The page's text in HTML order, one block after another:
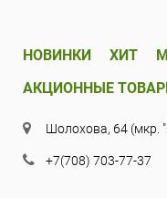
НОВИНКИ ХИТ
АКЦИОННЫЕ
Шолохова, 64 (мкр.
+7(708) 703-77-37